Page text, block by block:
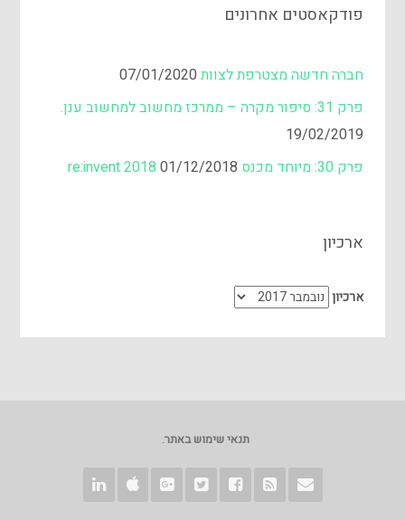
פודקאסטים אחרונים
חברה חדשה מצטרפת לצוות07/01/2020
פרק 31: סיפור מקרה – ממרכז מחשוב למחשוב ענן.
19/02/2019
פרק 30: מיוחד מכנס re:invent 2018
01/12/2018
ארכיון
ארכיון
תנאי שימוש באתר.